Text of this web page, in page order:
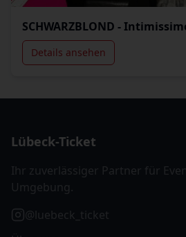
SCHWARZBLOND -
Details ansehen
Lübeck-Ticket
Ihr zuverlässiger Partner für
Umgebung.
@luebeck_ticket